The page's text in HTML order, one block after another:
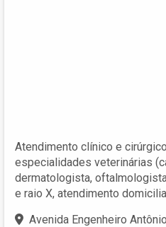
Atendimento clínico e
especialidades veterinárias
dermatologista,
e raio X, atendimento
Avenida Engenheiro